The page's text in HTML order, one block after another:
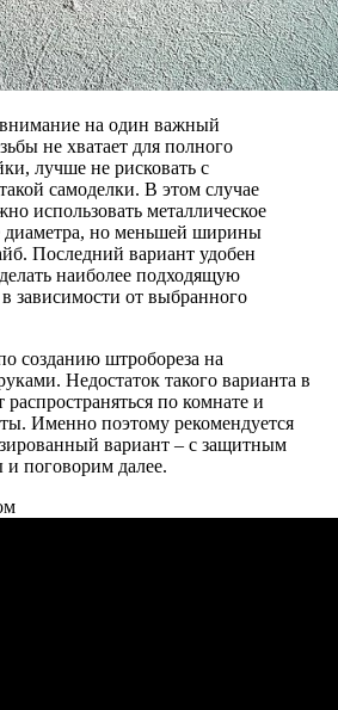
на один важный
не хватает для полного
лучше не рисковать с
самоделки. В этом случае
использовать металлическое
диаметра, но меньшей ширины
Последний вариант удобен
наиболее подходящую
зависимости от выбранного
созданию штробореза на
Недостаток такого варианта в
по комнате и
Именно поэтому рекомендуется
вариант – с защитным
поговорим далее.